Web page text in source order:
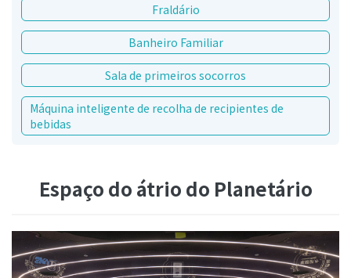
Fraldário
Banheiro Familiar
Sala de primeiros socorros
Máquina inteligente de recolha de recipientes de
bebidas
Espaço do átrio do Planetário